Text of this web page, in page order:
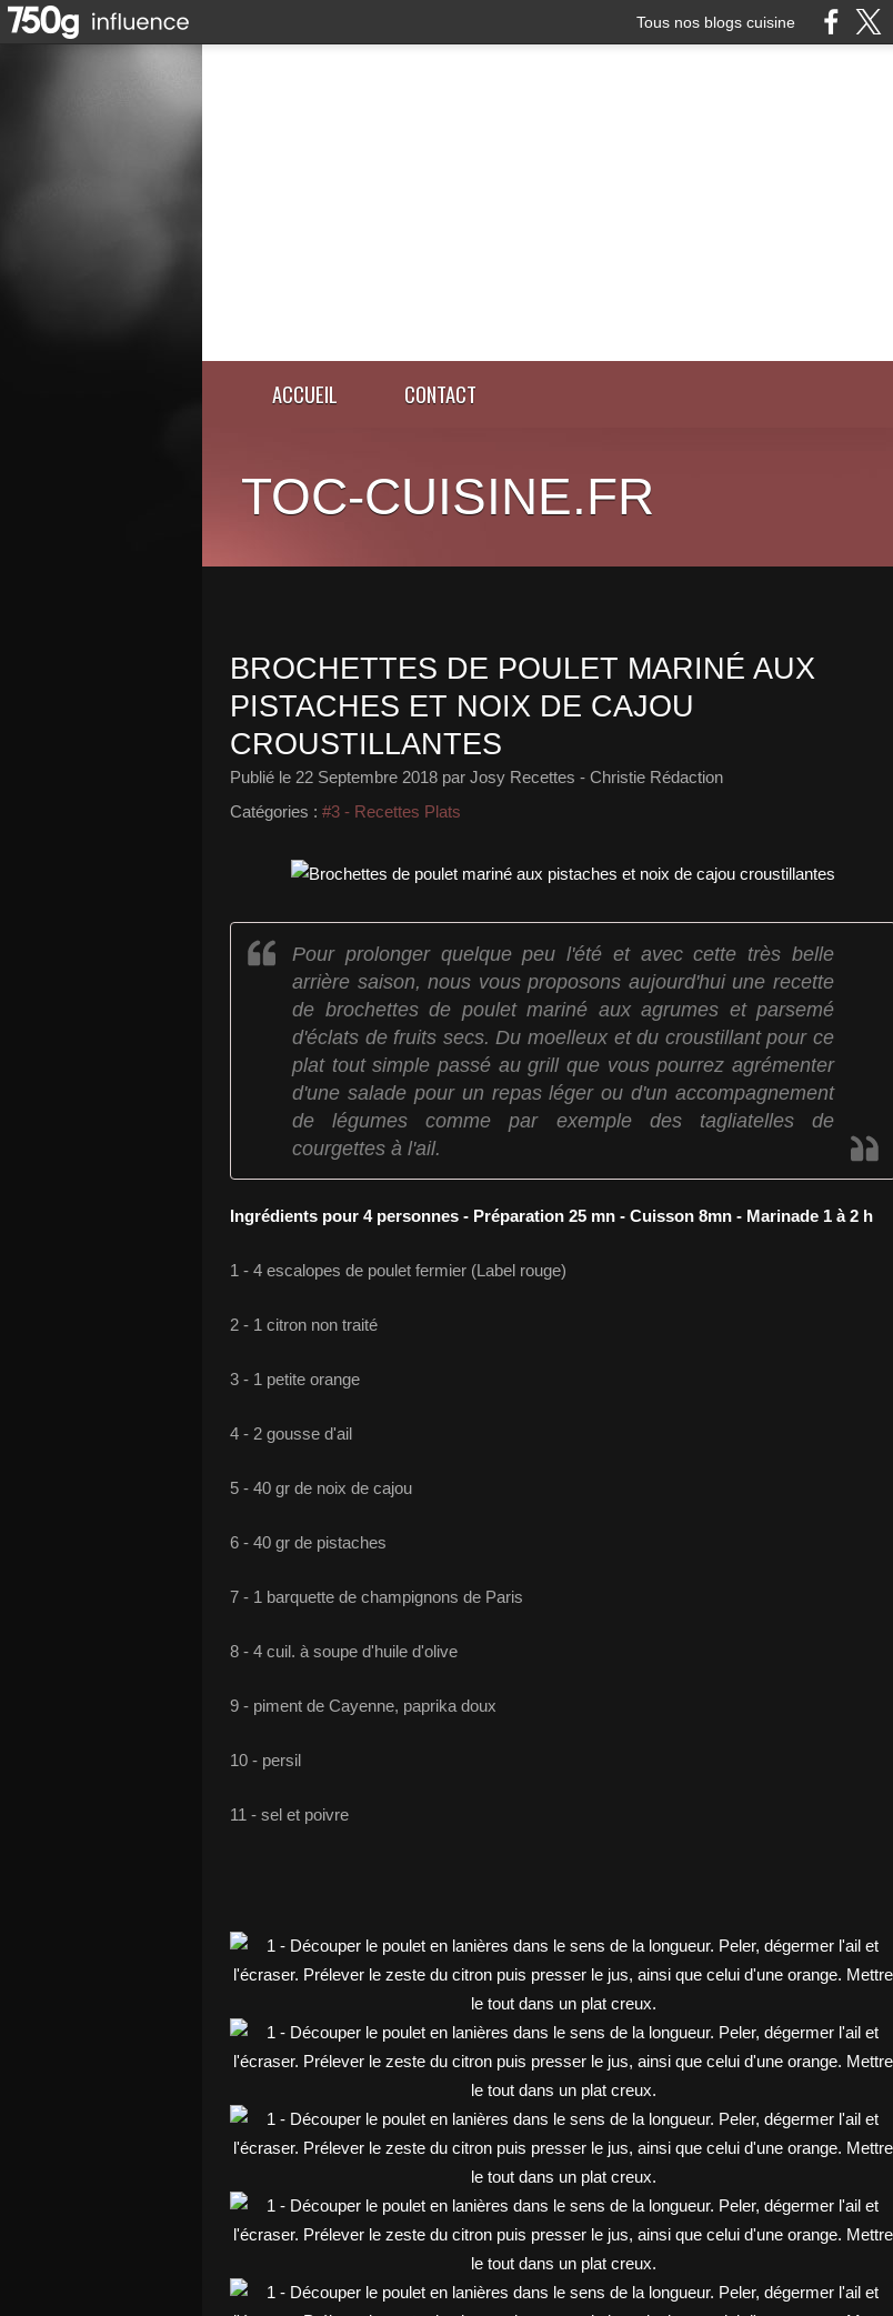
Tous nos blogs cuisine
ACCUEIL CONTACT
TOC-CUISINE.FR
BROCHETTES DE POULET MARINÉ AUX
PISTACHES ET NOIX DE CAJOU
CROUSTILLANTES
Publié le 22 Septembre 2018 par Josy Recettes - Christie Rédaction
Catégories : #3 - Recettes Plats
Pour prolonger quelque peu l'été et avec cette très belle
arrière saison, nous vous proposons aujourd'hui une recette
de brochettes de poulet mariné aux agrumes et parsemé
d'éclats de fruits secs. Du moelleux et du croustillant pour ce
plat tout simple passé au grill que vous pourrez agrémenter
d'une salade pour un repas léger ou d'un accompagnement
de légumes comme par exemple des tagliatelles de
courgettes à l'ail.
Ingrédients pour 4 personnes - Préparation 25 mn - Cuisson 8mn - Marinade 1 à 2 h
1 - 4 escalopes de poulet fermier (Label rouge)
2 - 1 citron non traité
3 - 1 petite orange
4 - 2 gousse d'ail
5 - 40 gr de noix de cajou
6 - 40 gr de pistaches
7 - 1 barquette de champignons de Paris
8 - 4 cuil. à soupe d'huile d'olive
9 - piment de Cayenne, paprika doux
10 - persil
11 - sel et poivre